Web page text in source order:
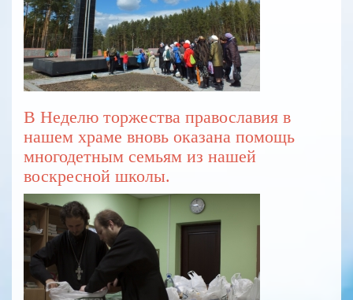
В Неделю торжества православия в
нашем храме вновь оказана помощь
многодетным семьям из нашей
воскресной школы.